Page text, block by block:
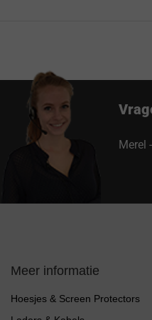
Merel
Meer informatie
Hoesjes & Screen Protectors